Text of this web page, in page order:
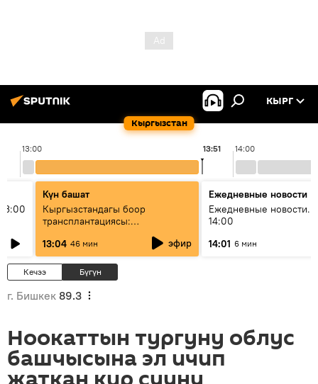
Кыргызстан
КЫРГ
13:00 14:00
13:51
Күн башат
Кыргызстандагы боор
трансплантациясы:
жетишкендиктер жана өнүгүү
келечеги
13:04 46 мин эфир
Ежедневные новости
Ежедневные новости.
14:00
14:01 6 мин
Кечээ Бүгүн
г. Бишкек 89.3
Ноокаттын тургуну облус
башчысына эл ичип